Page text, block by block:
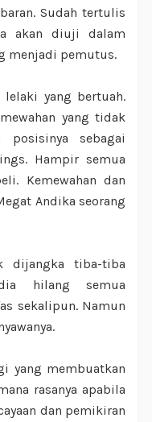
Sudah tertulis
akan diuji dalam
menjadi pemutus.
lelaki yang bertuah.
yang tidak
sebagai
Hampir semua
Kemewahan dan
Andika seorang
dijangka tiba-tiba
hilang semua
sekalipun. Namun
yang membuatkan
rasanya apabila
dan pemikiran